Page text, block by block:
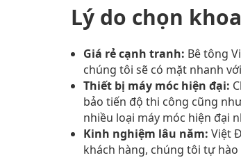
Lý do chọn
Giá rẻ cạnh tranh: Bê tông
chúng tôi sẽ có mặt nhanh
Thiết bị máy móc hiện đại:
bảo tiến độ thi công cũng
nhiều loại máy móc hiện đại
Kinh nghiệm lâu năm: Việt
khách hàng, chúng tôi tự